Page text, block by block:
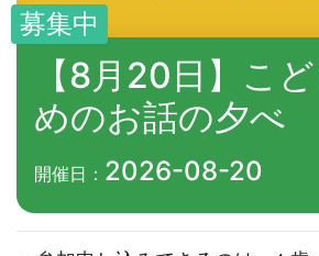
【8月20日】こ
めのお話の夕べ
募集中
開催日： 2026-08-20